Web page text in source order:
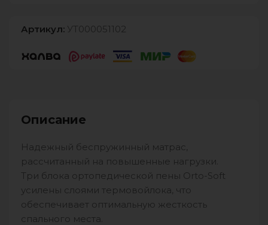
Артикул: УТ000051102
Описание
Надежный беспружинный матрас,
рассчитанный на повышенные нагрузки.
Три блока ортопедической пены Orto-Soft
усилены слоями термовойлока, что
обеспечивает оптимальную жесткость
спального места.